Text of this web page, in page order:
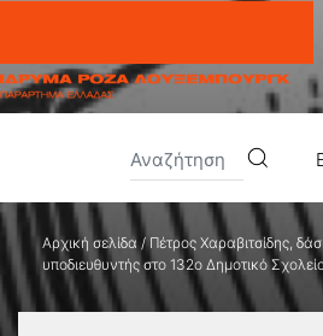
Αρχική σελίδα /Πέτρος Χαραβιτσίδης,
υποδιευθυντής στο 132ο Δημοτικό